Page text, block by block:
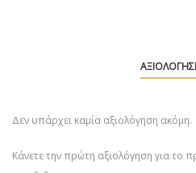
Δεν υπάρχει καμία αξιολόγηση ακόμη.
Κάνετε την πρώτη αξιολόγηση για το